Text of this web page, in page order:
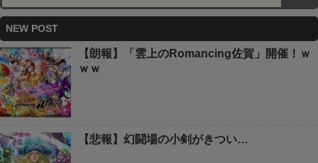
NEW POST
【朗報】「雲上のRomancing佐賀」開催！ｗ
ｗｗ
【悲報】幻闘場の小剣がきつい…